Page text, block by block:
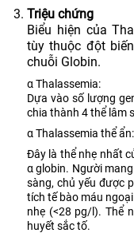
Triệu chứng
Biểu hiện của
tùy thuộc đột
chuỗi Globin.
α Thalassemia:
Dựa vào số lượng
chia thành 4 thể lâm
α Thalassemia thể
Đây là thể nhẹ nhất
α globin. Người
sàng, chủ yếu được
tích tế bào máu
nhẹ (<28 pg/l). Thể
huyết sắc tố.